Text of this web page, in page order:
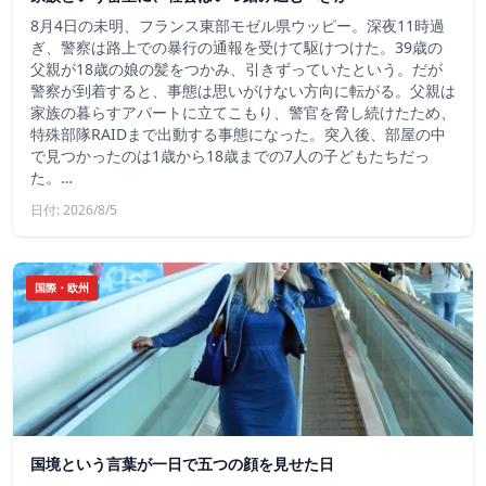
8月4日の未明、フランス東部モゼル県ウッピー。深夜11時過
ぎ、警察は路上での暴行の通報を受けて駆けつけた。39歳の
父親が18歳の娘の髪をつかみ、引きずっていたという。だが
警察が到着すると、事態は思いがけない方向に転がる。父親は
家族の暮らすアパートに立てこもり、警官を脅し続けたため、
特殊部隊RAIDまで出動する事態になった。突入後、部屋の中
で見つかったのは1歳から18歳までの7人の子どもたちだっ
た。…
日付: 2026/8/5
国際・欧州
国境という言葉が一日で五つの顔を見せた日